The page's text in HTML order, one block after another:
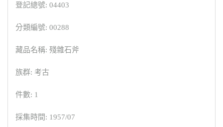
登記總號: 04403
分類編號: 00288
藏品名稱: 殘雜石斧
族群: 考古
件數: 1
採集時間: 1957/07